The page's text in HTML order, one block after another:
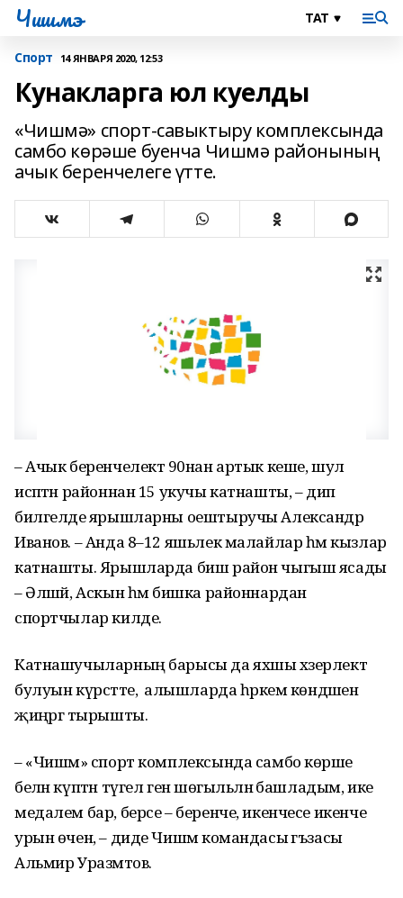
Чишмэ
Спорт 14 ЯНВАРЯ 2020, 12:53
Кунакларга юл куелды
«Чишмә» спорт-савыктыру комплексында
самбо көрәше буенча Чишмә районының
ачык беренчелеге үтте.
– Ачык беренчелектә 90нан артык кеше, шул
исәптән районнан 15 укучы катнашты, – дип
билгеләде ярышларны оештыручы Александр
Иванов. – Анда 8–12 яшьлек малайлар һәм кызлар
катнашты. Ярышларда биш район чыгыш ясады
– Әлшәй, Аскын һәм бишка районнардан
спортчылар килде.
Катнашучыларның барысы да яхшы хәзерлектә
булуын күрсәтте, ә алышларда һәркем көндәшен
җиңәргә тырышты.
– «Чишмә» спорт комплексында самбо көрәше
белән күптән түгел генә шөгыльләнә башладым, ике
медалем бар, берсе – беренче, икенчесе икенче
урын өчен, – диде Чишмә командасы әгъзасы
Альмир Уразмәтов.